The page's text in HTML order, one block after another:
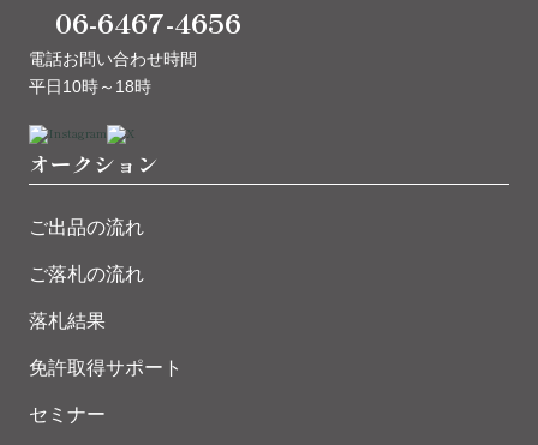
06-6467-4656
電話お問い合わせ時間
平日10時～18時
オークション
ご出品の流れ
ご落札の流れ
落札結果
免許取得サポート
セミナー